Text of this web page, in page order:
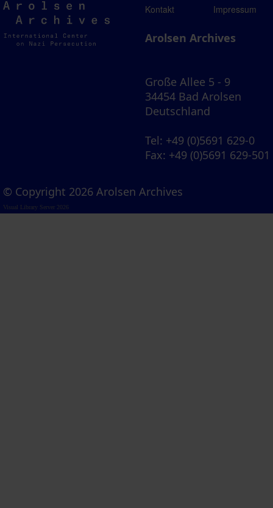
Arolsen
Archives
Kontakt Impressum
Arolsen Archives
Große Allee 5 - 9
34454 Bad Arolsen
Deutschland
Tel: +49 (0)5691 629-0
Fax: +49 (0)5691 629-501
© Copyright 2026 Arolsen Archives
Visual Library Server 2026